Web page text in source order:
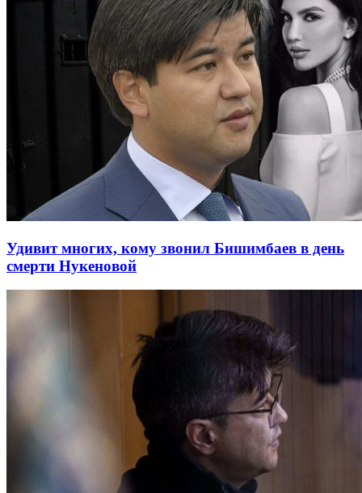
Удивит многих, кому звонил Бишимбаев в день
смерти Нукеновой